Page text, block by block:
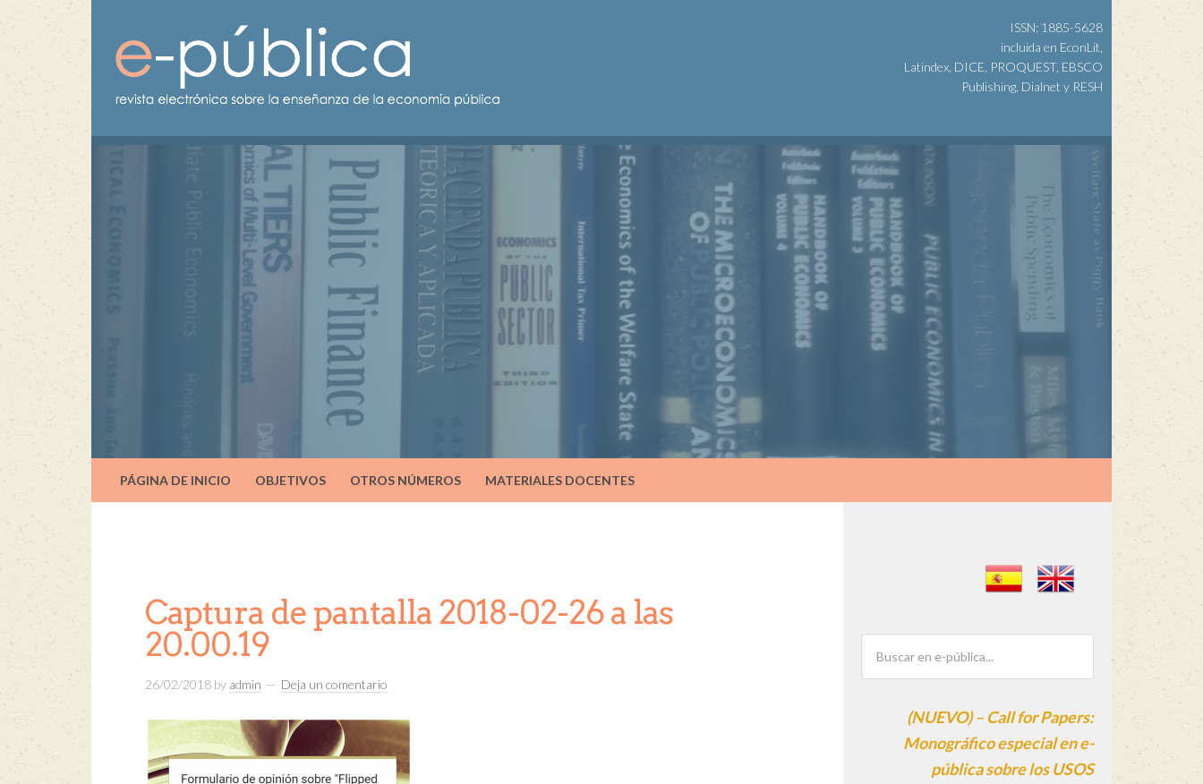
ISSN: 1885-5628
incluida en EconLit,
Latindex, DICE, PROQUEST, EBSCO
Publishing, Dialnet y RESH
PÁGINA DE INICIO OBJETIVOS OTROS NÚMEROS MATERIALES DOCENTES
Captura de pantalla 2018-02-26 a las
20.00.19
26/02/2018 by admin Deja un comentario
(NUEVO) – Call for Papers:
Monográfico especial en e-
pública sobre los USOS